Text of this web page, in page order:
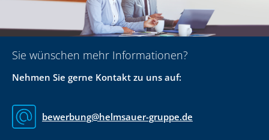
Sie wünschen mehr Informationen?
Nehmen Sie gerne Kontakt zu uns auf:
bewerbung@helmsauer-gruppe.de